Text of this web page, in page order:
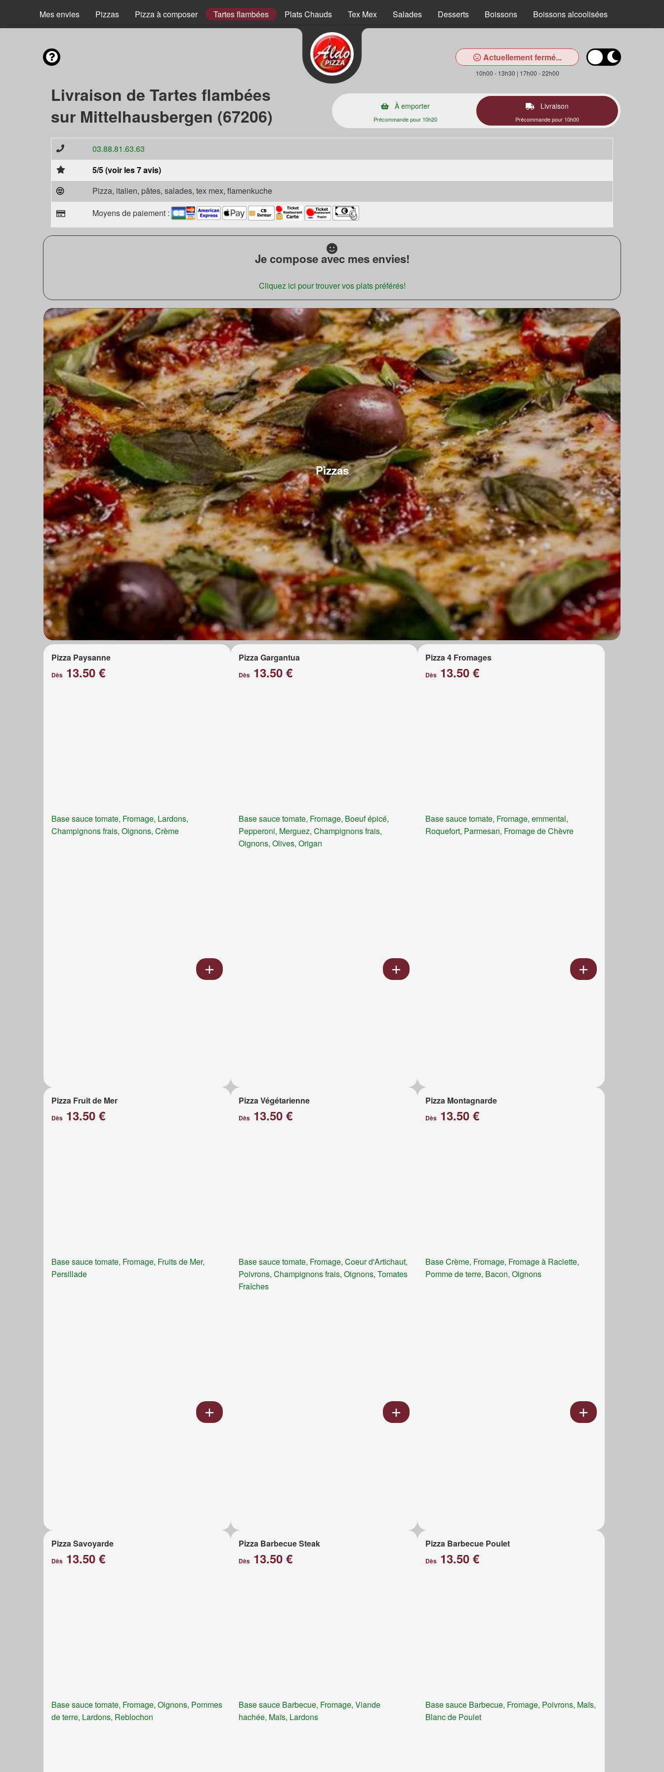
Mes envies Pizzas Pizza à composer Tartes flambées Plats Chauds Tex Mex Salades Desserts Boissons Boissons alcoolisées
Actuellement fermé...
10h00 - 13h30 | 17h00 - 22h00
Livraison de Tartes flambées
sur Mittelhausbergen (67206)
À emporter
Précommande pour 10h20
Livraison
Précommande pour 10h00
03.88.81.63.63
5/5 (voir les 7 avis)
Pizza, italien, pâtes, salades, tex mex, flamenkuche
Moyens de paiement :
Je compose avec mes envies!
Cliquez ici pour trouver vos plats préférés!
Pizzas
Pizza Paysanne
Dès 13.50 €
Base sauce tomate, Fromage, Lardons,
Champignons frais, Oignons, Crème
Pizza Gargantua
Dès13.50 €
Base sauce tomate, Fromage, Boeuf épicé,
Pepperoni, Merguez, Champignons frais,
Oignons, Olives, Origan
Pizza 4 Fromages
Dès 13.50 €
Base sauce tomate, Fromage, emmental,
Roquefort, Parmesan, Fromage de Chèvre
Pizza Fruit de Mer
Dès 13.50 €
Base sauce tomate, Fromage, Fruits de Mer,
Persillade
Pizza Végétarienne
Dès13.50 €
Base sauce tomate, Fromage, Coeur d'Artichaut,
Poivrons, Champignons frais, Oignons, Tomates
Fraîches
Pizza Montagnarde
Dès 13.50 €
Base Crème, Fromage, Fromage à Raclette,
Pomme de terre, Bacon, Oignons
Pizza Savoyarde
Dès 13.50 €
Base sauce tomate, Fromage, Oignons, Pommes
de terre, Lardons, Reblochon
Pizza Barbecue Steak
Dès13.50 €
Base sauce Barbecue, Fromage, Viande
hachée, Maïs, Lardons
Pizza Barbecue Poulet
Dès 13.50 €
Base sauce Barbecue, Fromage, Poivrons, Maïs,
Blanc de Poulet